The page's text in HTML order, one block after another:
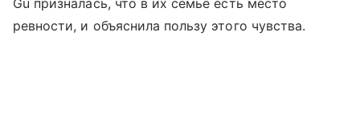
Gu призналась, что в их семье есть место
ревности, и объяснила пользу этого чувства.